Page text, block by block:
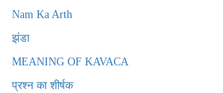
Nam Ka Arth
झंडा
MEANING OF KAVACA
प्रश्न का शीर्षक